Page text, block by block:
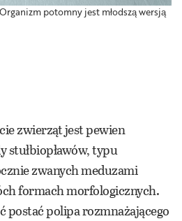
potomny jest młodszą wersją
zwierząt jest pewien
stułbiopławów, typu
zwanych meduzami
formach morfologicznych.
postać polipa rozmnażającego